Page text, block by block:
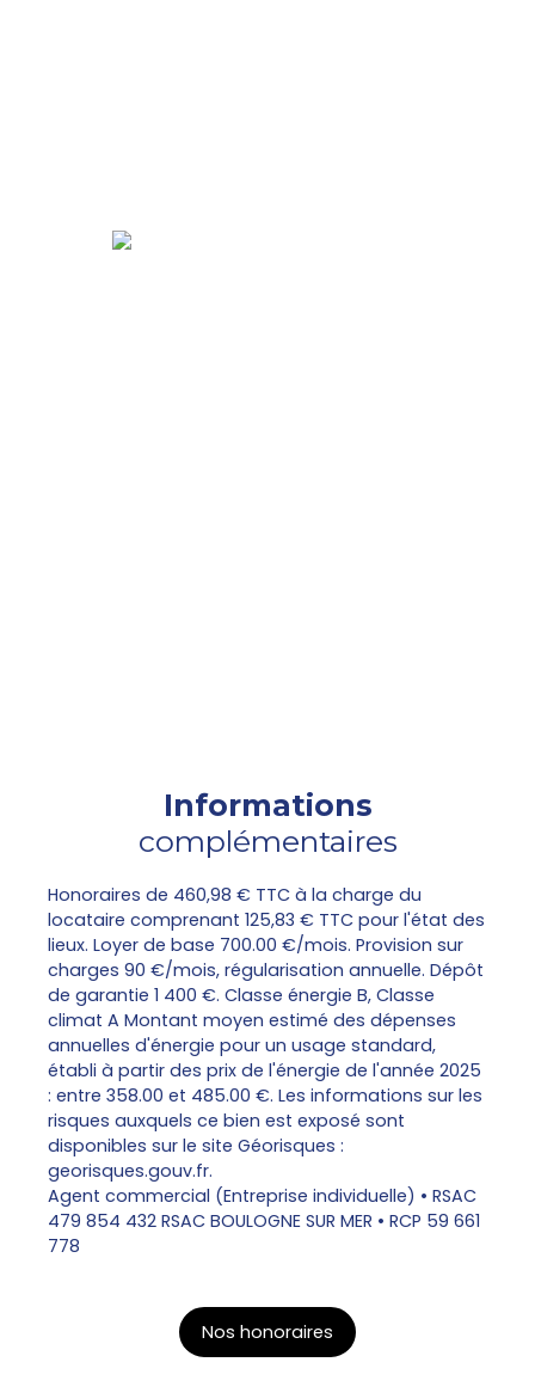
Informations
complémentaires
Honoraires de 460,98 € TTC à la charge du
locataire comprenant 125,83 € TTC pour l'état des
lieux. Loyer de base 700.00 €/mois. Provision sur
charges 90 €/mois, régularisation annuelle. Dépôt
de garantie 1 400 €. Classe énergie B, Classe
climat A Montant moyen estimé des dépenses
annuelles d'énergie pour un usage standard,
établi à partir des prix de l'énergie de l'année 2025
: entre 358.00 et 485.00 €. Les informations sur les
risques auxquels ce bien est exposé sont
disponibles sur le site Géorisques :
georisques.gouv.fr.
Agent commercial (Entreprise individuelle) • RSAC
479 854 432 RSAC BOULOGNE SUR MER • RCP 59 661
778
Nos honoraires